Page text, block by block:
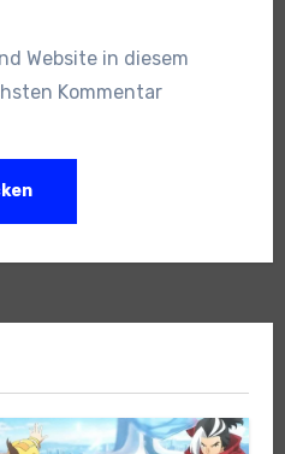
Website in diesem
Kommentar